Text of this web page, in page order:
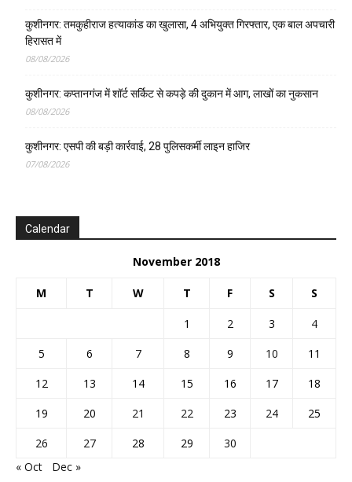
कुशीनगर: तमकुहीराज हत्याकांड का खुलासा, 4 अभियुक्त गिरफ्तार, एक बाल अपचारी
हिरासत में
08/08/2026
कुशीनगर: कप्तानगंज में शॉर्ट सर्किट से कपड़े की दुकान में आग, लाखों का नुकसान
08/08/2026
कुशीनगर: एसपी की बड़ी कार्रवाई, 28 पुलिसकर्मी लाइन हाजिर
07/08/2026
Calendar
November 2018
M T W T F S S
1 2 3
4
5
6 7 8 9 10
11
12
13 14 15 16 17
18
19
20 21 22 23 24
25
26
27 28 29
30
« Oct
Dec »